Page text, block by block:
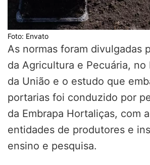
Foto: Envato
As normas foram divulgadas
da Agricultura e Pecuária, no
da União e o estudo que
portarias foi conduzido por
da Embrapa Hortaliças, com
entidades de produtores e
ensino e pesquisa.